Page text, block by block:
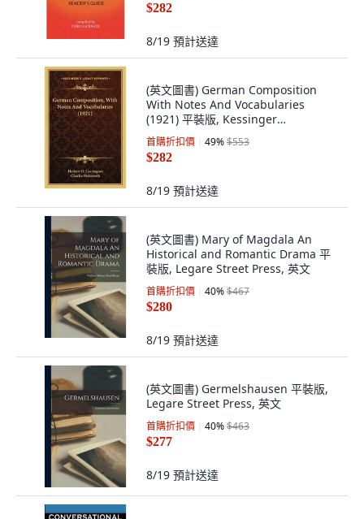
$282
8/19 預計送達
(英文圖書) German Composition
With Notes And Vocabularies
(1921) 平裝版, Kessinger
Publishing, 英文
首購折扣價 49%$553
$282
8/19 預計送達
(英文圖書) Mary of Magdala An
Historical and Romantic Drama 平
裝版, Legare Street Press, 英文
首購折扣價 40%$467
$280
8/19 預計送達
(英文圖書) Germelshausen 平裝版,
Legare Street Press, 英文
首購折扣價 40%$463
$277
8/19 預計送達